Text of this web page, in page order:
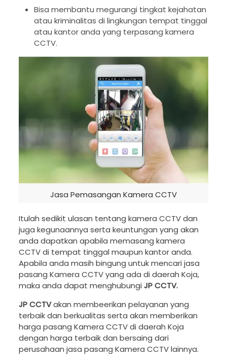
Bisa membantu megurangi tingkat kejahatan
atau kriminalitas di lingkungan tempat tinggal
atau kantor anda yang terpasang kamera
CCTV.
Jasa Pemasangan Kamera CCTV
Itulah sedikit ulasan tentang kamera CCTV dan
juga kegunaannya serta keuntungan yang akan
anda dapatkan apabila memasang kamera
CCTV di tempat tinggal maupun kantor anda.
Apabila anda masih bingung untuk mencari jasa
pasang Kamera CCTV yang ada di daerah Koja,
maka anda dapat menghubungi JP CCTV.
JP CCTVakan membeerikan pelayanan yang
terbaik dan berkualitas serta akan memberikan
harga pasang Kamera CCTV di daerah Koja
dengan harga terbaik dan bersaing dari
perusahaan jasa pasang Kamera CCTV lainnya.